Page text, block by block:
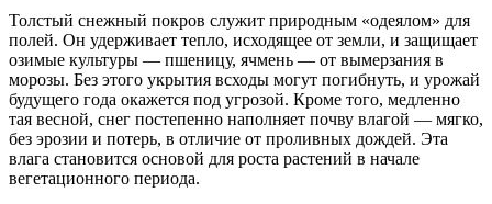
Толстый снежный покров служит природным «одеялом» для
полей. Он удерживает тепло, исходящее от земли, и защищает
озимые культуры — пшеницу, ячмень — от вымерзания в
морозы. Без этого укрытия всходы могут погибнуть, и урожай
будущего года окажется под угрозой. Кроме того, медленно
тая весной, снег постепенно наполняет почву влагой — мягко,
без эрозии и потерь, в отличие от проливных дождей. Эта
влага становится основой для роста растений в начале
вегетационного периода.